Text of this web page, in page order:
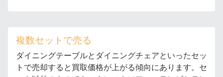
複数セットで売る
ダイニングテーブルとダイニングチェアといったセッ
トで売却すると買取価格が上がる傾向にあります。セ